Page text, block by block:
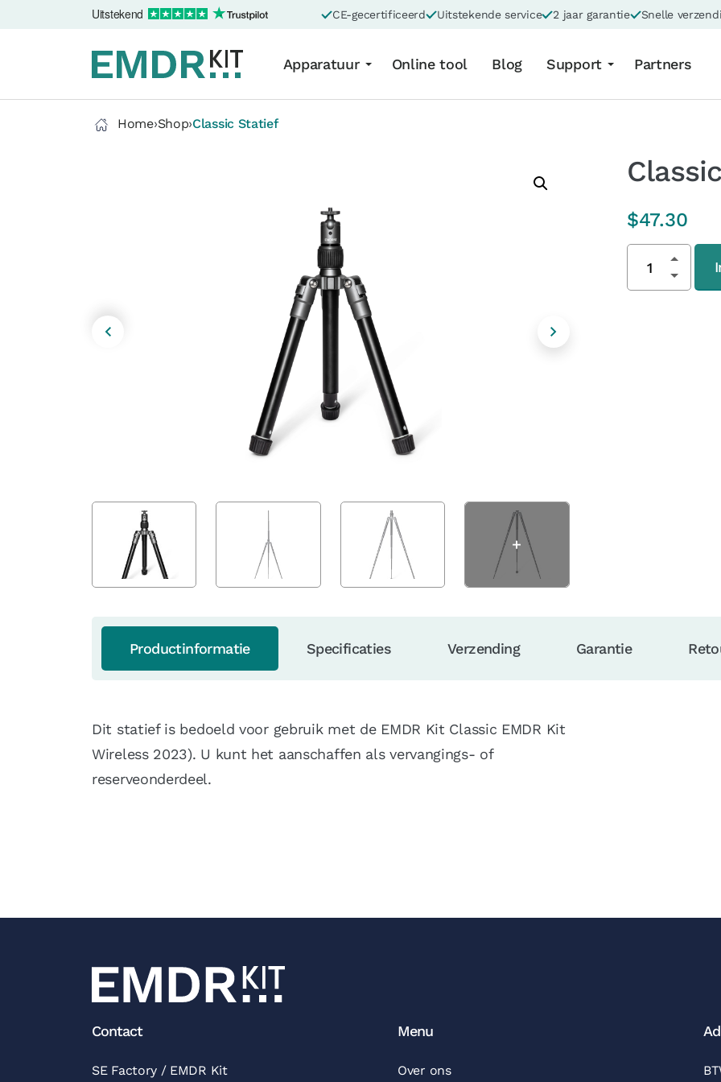
Uitstekend CE-gecertificeerd Uitstekende service 2 jaar garantie Snelle
Apparatuur Online tool Blog Support Partners
Home›Shop›Classic Statief
$47.30
Classic
Productinformatie Specificaties Verzending Garantie
Dit statief is bedoeld voor gebruik met de EMDR Kit Classic EMDR Kit
Wireless 2023). U kunt het aanschaffen als vervangings- of
reserveonderdeel.
Contact
SE Factory / EMDR Kit
Menu
Over ons